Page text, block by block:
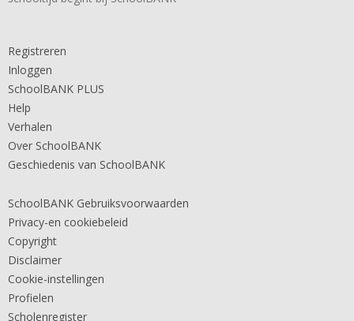
Registreren
Inloggen
SchoolBANK PLUS
Help
Verhalen
Over SchoolBANK
Geschiedenis van SchoolBANK
SchoolBANK Gebruiksvoorwaarden
Privacy-en cookiebeleid
Copyright
Disclaimer
Cookie-instellingen
Profielen
Scholenregister